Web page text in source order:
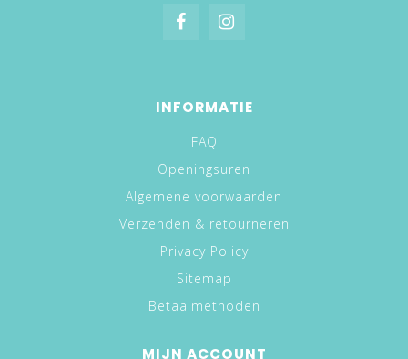
INFORMATIE
FAQ
Openingsuren
Algemene voorwaarden
Verzenden & retourneren
Privacy Policy
Sitemap
Betaalmethoden
MIJN ACCOUNT